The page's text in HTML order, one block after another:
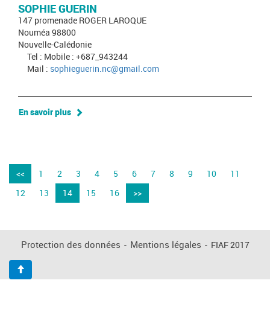
SOPHIE GUERIN
147 promenade ROGER LAROQUE
Nouméa 98800
Nouvelle-Calédonie
Tel : Mobile : +687_943244
Mail : sophieguerin.nc@gmail.com
En savoir plus
<< 1 2 3 4 5 6 7 8 9 10
11
12
13 14 15 16 >>
Protection des données - Mentions légales - FIAF 2017